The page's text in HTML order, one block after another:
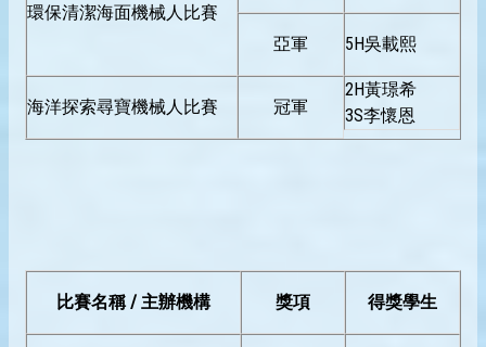
環保清潔海面機械人比賽
亞軍 5H吳載熙
海洋探索尋寶機械人比賽 冠軍
2H黃璟希
3S李懷恩
比賽名稱 / 主辦機構 獎項 得獎學生